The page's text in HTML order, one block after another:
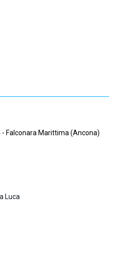
- Falconara Marittima (Ancona)
Luca